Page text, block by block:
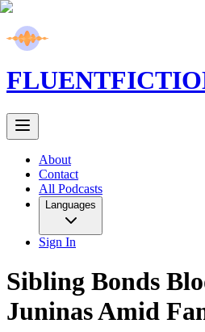
FLUENT
About
Contact
All Podcasts
Languages
Sign In
Sibling Bonds
Juninas Amid